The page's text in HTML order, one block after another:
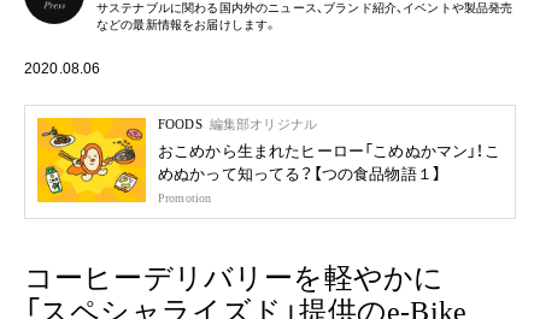
サステナブルに関わる国内外のニュース、ブランド紹介、イベントや製品発売
などの最新情報をお届けします。
2020.08.06
FOODS 編集部オリジナル
おこめから生まれたヒーロー「こめぬかマン」！こ
めぬかって知ってる？【つの食品物語１】
Promotion
コーヒーデリバリーを軽やかに
「スペシャライズド」提供のe-Bike